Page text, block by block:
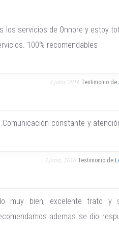
los servicios de Onnore y estoy
100% recomendables
4 julio, 2016 Testimonio de
constante y
3 junio, 2016 Testimonio de
muy bien, excelente trato y
ademas se dio